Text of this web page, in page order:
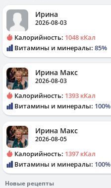
Ирина
2026-08-03
Калорийность: 1048 кКал
Витамины и минералы: 85%
Ирина Макс
2026-08-03
Калорийность: 1393 кКал
Витамины и минералы: 100%
Ирина Макс
2026-08-05
Калорийность: 1397 кКал
Витамины и минералы: 100%
Новые рецепты